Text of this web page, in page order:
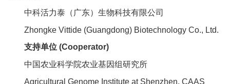
中科活力泰（广东）生物科技有限公司
Zhongke Vittide (Guangdong) Biotechnology Co., Ltd.
支持单位 (Cooperator)
中国农业科学院农业基因组研究所
Agricultural Genome Institute at Shenzhen, CAAS